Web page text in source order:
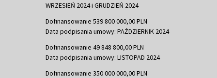
WRZESIEŃ 2024 i GRUDZIEŃ 2024
Dofinansowanie 539 800 000,00 PLN
Data podpisania umowy: PAŹDZIERNIK 2024
Dofinansowanie 49 848 800,00 PLN
Data podpisania umowy: LISTOPAD 2024
Dofinansowanie 350 000 000,00 PLN